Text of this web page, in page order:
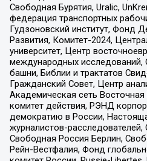
Свободная Бурятия, Uralic,
федерация транспортных
Гудзоновский институт, Фонд
Развития, Комитет-2024,
университет, Центр
международных
башни, Библии и трактатов
Гражданский Совет, Центр
Академическая сеть
комитет действия, РЭНД
демократию в России,
журналистов-
Свободная Россия Берлин,
Рейн-Вестфалия, Фонд